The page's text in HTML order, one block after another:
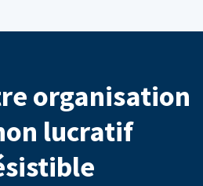
organisation
lucratif